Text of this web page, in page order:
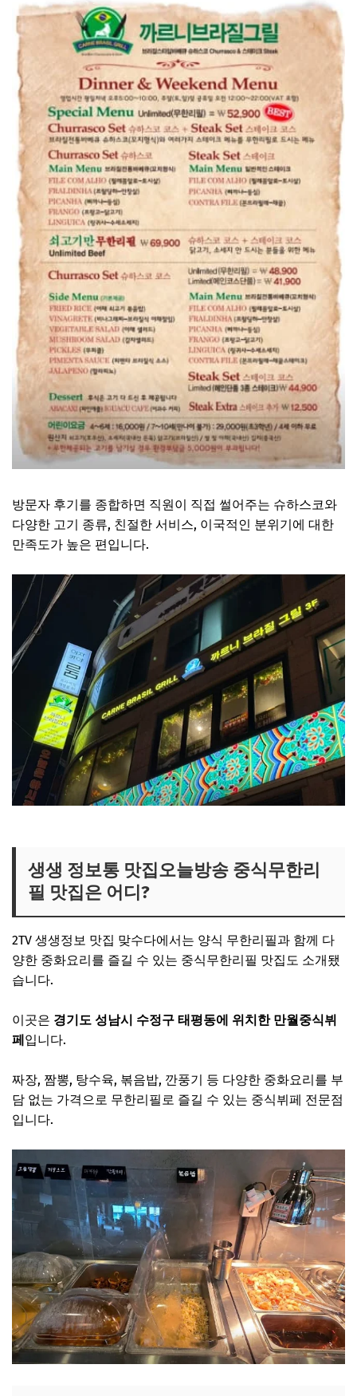
방문자 후기를 종합하면 직원이 직접 썰어주는 슈하스코와
다양한 고기 종류, 친절한 서비스, 이국적인 분위기에 대한
만족도가 높은 편입니다.
생생 정보통 맛집오늘방송 중식무한리
필 맛집은 어디?
2TV 생생정보 맛집 맞수다에서는 양식 무한리필과 함께 다
양한 중화요리를 즐길 수 있는 중식무한리필 맛집도 소개됐
습니다.
이곳은 경기도 성남시 수정구 태평동에 위치한 만월중식뷔
페 입니다.
짜장, 짬뽕, 탕수육, 볶음밥, 깐풍기 등 다양한 중화요리를 부
담 없는 가격으로 무한리필로 즐길 수 있는 중식뷔페 전문점
입니다.